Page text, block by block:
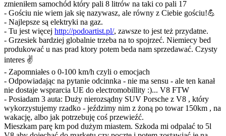
zmieniłem samochód który pali 8 litrów na taki co pali 17
- Gościu nie wiem jak się nazywasz, ale równy z Ciebie gościu!💪
- Najlepsze są elektryki na gaz.
- Tu jest więcej http://podoartist.pl/, zawsze to jest też przydatne.
- Grzesiek bardziej globalnie trzeba na to spojrzeć. Niemiecy bed
produkować u nas prad ktory potem beda nam sprzedawać. Czysty
interes ✌️
- Zapomniałes o 0-100 km/h czyli o emocjach
- Odpowiadając na pytanie odcinnka - nie ma sensu - ale ten kanał
nie dostaje wsprarcia UE do electromobillity :)... V8 FTW
- Posiadam 3 auta: Duży nierozsądny SUV Porsche z V8 , który
wykorzystujemy rzadko - jeździmy nim z żoną po towar 150km , na
wakację, albo jak potrzebuję coś przewieźć.
Mieszkam parę km pod dużym miastem. Szkoda mi odpalać to 5l